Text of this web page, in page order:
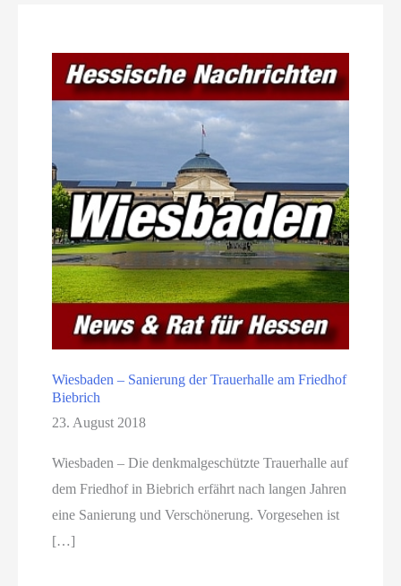
Wiesbaden – Sanierung der Trauerhalle am Friedhof
Biebrich
23. August 2018
Wiesbaden – Die denkmalgeschützte Trauerhalle auf
dem Friedhof in Biebrich erfährt nach langen Jahren
eine Sanierung und Verschönerung. Vorgesehen ist
[…]